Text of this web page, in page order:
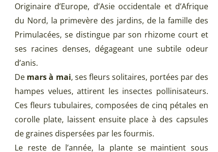
Originaire d’Europe, d’Asie occidentale et d’Afrique
du Nord, la primevère des jardins, de la famille des
Primulacées, se distingue par son rhizome court et
ses racines denses, dégageant une subtile odeur
d’anis.
De mars à mai, ses fleurs solitaires, portées par des
hampes velues, attirent les insectes pollinisateurs.
Ces fleurs tubulaires, composées de cinq pétales en
corolle plate, laissent ensuite place à des capsules
de graines dispersées par les fourmis.
Le reste de l’année, la plante se maintient sous